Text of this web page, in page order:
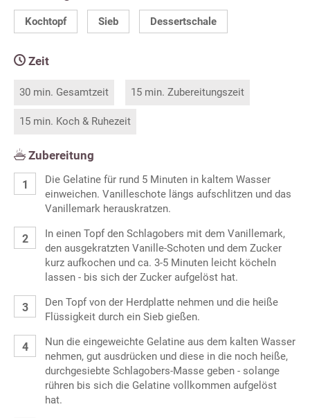
Kochtopf Sieb Dessertschale
Zeit
30 min. Gesamtzeit 15 min. Zubereitungszeit
15 min. Koch & Ruhezeit
Zubereitung
Die Gelatine für rund 5 Minuten in kaltem Wasser
einweichen. Vanilleschote längs aufschlitzen und das
Vanillemark herauskratzen.
In einen Topf den Schlagobers mit dem Vanillemark,
den ausgekratzten Vanille-Schoten und dem Zucker
kurz aufkochen und ca. 3-5 Minuten leicht köcheln
lassen - bis sich der Zucker aufgelöst hat.
Den Topf von der Herdplatte nehmen und die heiße
Flüssigkeit durch ein Sieb gießen.
Nun die eingeweichte Gelatine aus dem kalten Wasser
nehmen, gut ausdrücken und diese in die noch heiße,
durchgesiebte Schlagobers-Masse geben - solange
rühren bis sich die Gelatine vollkommen aufgelöst
hat.